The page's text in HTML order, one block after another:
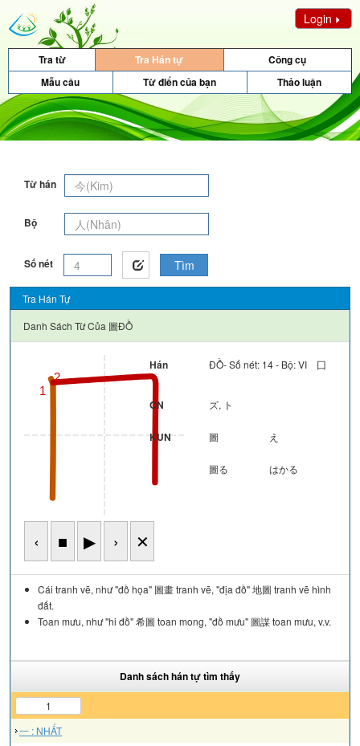
Login
Tra từ Tra Hán tự
Công cụ
Mẫu câu
Từ điển của bạn Thảo luận
Từ hán
Bộ
Số nét Tìm
Tra Hán Tự
Danh Sách Từ Của 圖ĐỒ
1
2
‹ ■ ▶ › ✕
Hán ĐỒ- Số nét: 14 - Bộ: VI 囗
ON ズ, ト
KUN 圖 え
圖る はかる
Cái tranh vẽ, như "đồ họa" 圖畫 tranh vẽ, "địa đồ" 地圖 tranh vẽ hình
đất.
Toan mưu, như "hi đồ" 希圖 toan mong, "đồ mưu" 圖謀 toan mưu, v.v.
Danh sách hán tự tìm thấy
1
一 : NHẤT